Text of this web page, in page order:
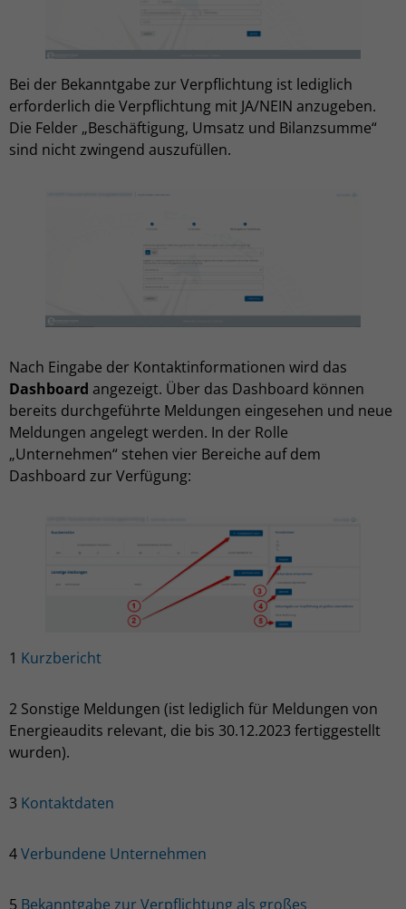
Bei der Bekanntgabe zur Verpflichtung ist lediglich
erforderlich die Verpflichtung mit JA/NEIN anzugeben.
Die Felder „Beschäftigung, Umsatz und Bilanzsumme“
sind nicht zwingend auszufüllen.
Nach Eingabe der Kontaktinformationen wird das
Dashboard angezeigt. Über das Dashboard können
bereits durchgeführte Meldungen eingesehen und neue
Meldungen angelegt werden. In der Rolle
„Unternehmen“ stehen vier Bereiche auf dem
Dashboard zur Verfügung:
1 Kurzbericht
2 Sonstige Meldungen (ist lediglich für Meldungen von
Energieaudits relevant, die bis 30.12.2023 fertiggestellt
wurden).
3 Kontaktdaten
4Verbundene Unternehmen
5 Bekanntgabe zur Verpflichtung als großes